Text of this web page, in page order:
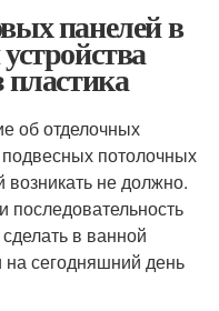
панелей в
об отделочных
потолочных
возникать не должно.
последовательность
в ванной
сегодняшний день